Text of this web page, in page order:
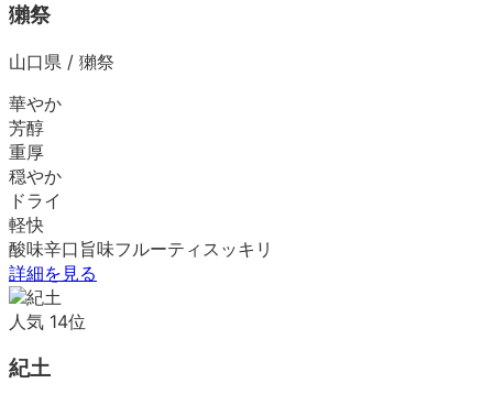
獺祭
山口県 / 獺祭
華やか
芳醇
重厚
穏やか
ドライ
軽快
酸味辛口 旨味フルーティ スッキリ
詳細を見る
人気 14位
紀土